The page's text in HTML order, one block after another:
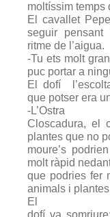
moltíssim temps
El cavallet
seguir pensant
ritme de l’aigua.
-Tu ets molt
puc portar a
El dofí
que potser era
-L’Ostra
Closcadura, el
plantes que no
moure’s
molt ràpid
que podries fer
animals i
El
dofí va